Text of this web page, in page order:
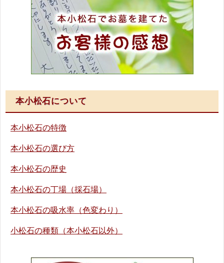
本小松石について
本小松石の特徴
本小松石の選び方
本小松石の歴史
本小松石の丁場（採石場）
本小松石の吸水率（色変わり）
小松石の種類（本小松石以外）